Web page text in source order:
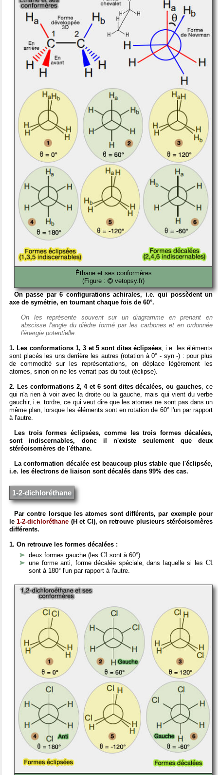
Éthane et ses conformères
(Figure :
vetopsy.fr)
On passe par 6 configurations achirales, i.e. qui possèdent un
axe de symétrie, en tournant chaque fois de 60°.
On les représente souvent sur un diagramme en prenant en
abscisse l'angle du dièdre formé par les carbones et en ordonnée
l'énergie potentielle.
1. Les conformations 1, 3 et 5 sont dites éclipsées, i.e. les éléments
sont placés les uns derrière les autres (rotation à 0° - syn -) : pour plus
de commodité sur les représentations, on déplace légèrement les
atomes, sinon on ne les verrait pas du tout (éclipse).
2. Les conformations 2, 4 et 6 sont dites décalées,ou gauches, ce
qui n'a rien à voir avec la droite ou la gauche, mais qui vient du verbe
gauchir, i.e. tordre, ce qui veut dire que les atomes ne sont pas dans un
même plan, lorsque les éléments sont en rotation de 60° l'un par rapport
à l'autre.
Les trois formes éclipsées, comme les trois formes décalées,
sont indiscernables, donc il n'existe seulement que deux
stéréoisomères de l'éthane.
La conformation décalée est beaucoup plus stable que l'éclipsée,
i.e. les électrons de liaison sont décalés dans 99% des cas.
1-2-dichloréthane
Par contre lorsque les atomes sont différents, par exemple pour
le1-2-dichloréthane (H et Cl), on retrouve plusieurs stéréoisomères
différents.
1. On retrouve les formes décalées :
deux formes gauche (les Cl
Cl sont à 60°)
une forme anti, forme décalée spéciale, dans laquelle si les Cl
Cl
sont à 180° l'un par rapport à l'autre.